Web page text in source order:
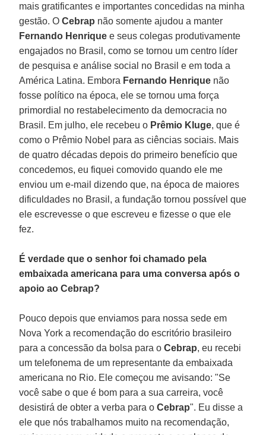
mais gratificantes e importantes concedidas na minha
gestão. OCebrap não somente ajudou a manter
Fernando Henrique e seus colegas produtivamente
engajados no Brasil, como se tornou um centro líder
de pesquisa e análise social no Brasil e em toda a
América Latina. Embora Fernando Henrique não
fosse político na época, ele se tornou uma força
primordial no restabelecimento da democracia no
Brasil. Em julho, ele recebeu o Prêmio Kluge, que é
como o Prêmio Nobel para as ciências sociais. Mais
de quatro décadas depois do primeiro benefício que
concedemos, eu fiquei comovido quando ele me
enviou um e-mail dizendo que, na época de maiores
dificuldades no Brasil, a fundação tornou possível que
ele escrevesse o que escreveu e fizesse o que ele
fez.
É verdade que o senhor foi chamado pela
embaixada americana para uma conversa após o
apoio ao Cebrap?
Pouco depois que enviamos para nossa sede em
Nova York a recomendação do escritório brasileiro
para a concessão da bolsa para oCebrap, eu recebi
um telefonema de um representante da embaixada
americana no Rio. Ele começou me avisando: "Se
você sabe o que é bom para a sua carreira, você
desistirá de obter a verba para oCebrap". Eu disse a
ele que nós trabalhamos muito na recomendação,